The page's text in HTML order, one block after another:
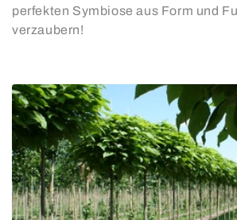
perfekten Symbiose aus Form und
verzaubern!